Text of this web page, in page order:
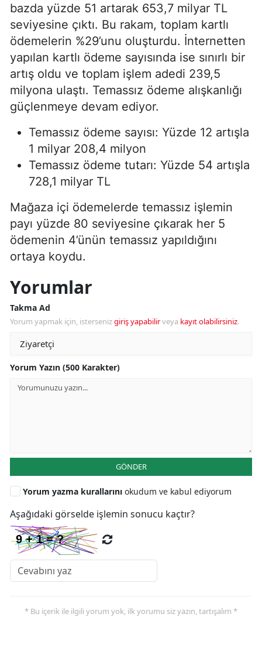
bazda yüzde 51 artarak 653,7 milyar TL
seviyesine çıktı. Bu rakam, toplam kartlı
ödemelerin %29’unu oluşturdu. İnternetten
yapılan kartlı ödeme sayısında ise sınırlı bir
artış oldu ve toplam işlem adedi 239,5
milyona ulaştı. Temassız ödeme alışkanlığı
güçlenmeye devam ediyor.
Temassız ödeme sayısı: Yüzde 12 artışla
1 milyar 208,4 milyon
Temassız ödeme tutarı: Yüzde 54 artışla
728,1 milyar TL
Mağaza içi ödemelerde temassız işlemin
payı yüzde 80 seviyesine çıkarak her 5
ödemenin 4’ünün temassız yapıldığını
ortaya koydu.
Yorumlar
Takma Ad
Yorum yapmak için, istersenizgiriş yapabilirveya kayıt olabilirsiniz.
Yorum Yazın (500 Karakter)
GÖNDER
Yorum yazma kurallarını okudum ve kabul ediyorum
Aşağıdaki görselde işlemin sonucu kaçtır?
* Bu içerik ile ilgili yorum yok, ilk yorumu siz yazın, tartışalım *